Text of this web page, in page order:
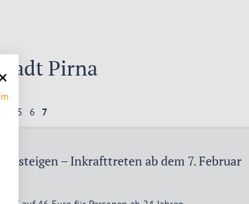
Pirna
5 6 7
steigen – Inkrafttreten ab dem 7. Februar